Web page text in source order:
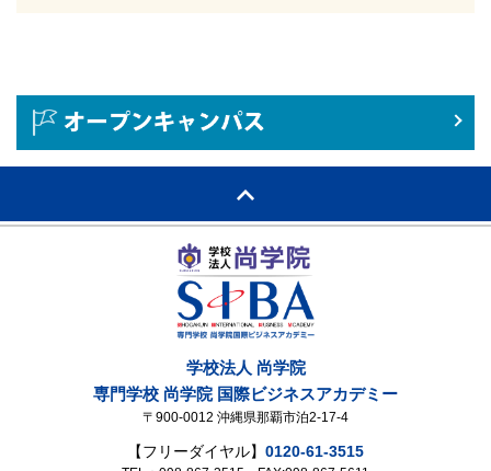
学校法人 尚学院
専門学校 尚学院 国際ビジネスアカデミー
〒900-0012 沖縄県那覇市泊2-17-4
【フリーダイヤル】 0120-61-3515